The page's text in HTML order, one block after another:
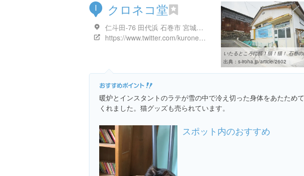
クロネコ堂
仁斗田-76 田代浜 石巻市 宮城県 日本
https://www.twitter.com/kuronekotashiro
出典： s-iroha.jp/article/2602
暖炉とインスタントのラテが雪の中で冷え切った身体をあたためて
くれました。猫グッズも売られています。
スポット内のおすすめ